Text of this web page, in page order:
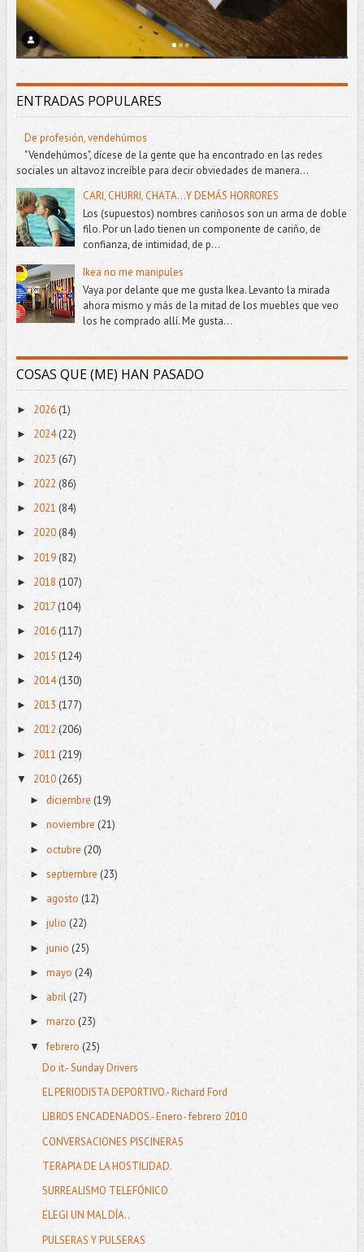
ENTRADAS POPULARES
De profesión, vendehúmos
"Vendehúmos", dícese de la gente que ha encontrado en las redes
sociales un altavoz increíble para decir obviedades de manera...
CARI, CHURRI, CHATA...Y DEMÁS HORRORES
Los (supuestos) nombres cariñosos son un arma de doble
filo. Por un lado tienen un componente de cariño, de
confianza, de intimidad, de p...
Ikea no me manipules
Vaya por delante que me gusta Ikea. Levanto la mirada
ahora mismo y más de la mitad de los muebles que veo
los he comprado allí. Me gusta...
COSAS QUE (ME) HAN PASADO
► 2026 (1)
► 2024(22)
► 2023 (67)
► 2022 (86)
► 2021 (84)
► 2020(84)
► 2019(82)
► 2018 (107)
► 2017(104)
► 2016 (117)
► 2015 (124)
► 2014(130)
► 2013 (177)
► 2012 (206)
► 2011 (219)
▼ 2010(265)
► diciembre (19)
► noviembre (21)
► octubre (20)
► septiembre (23)
► agosto (12)
► julio (22)
► junio (25)
► mayo (24)
► abril(27)
► marzo (23)
▼febrero (25)
Do it.- Sunday Drivers
EL PERIODISTA DEPORTIVO.- Richard Ford
LIBROS ENCADENADOS.- Enero- febrero 2010
CONVERSACIONES PISCINERAS
TERAPIA DE LA HOSTILIDAD.
SURREALISMO TELEFÓNICO
ELEGI UN MAL DÍA..
PULSERAS Y PULSERAS